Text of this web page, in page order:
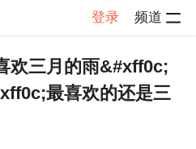
登录 频道
帖子详情
欢三月的雨&#xff0c;
最喜欢的还是三